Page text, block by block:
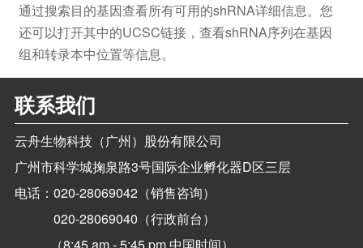
通过搜索目的基因查看所有可用的shRNA详细信息。您
还可以打开其中的UCSC链接，查看shRNA序列在基因
组和转录本中位置等信息。
联系我们
云舟生物科技（广州）股份有限公司
广州市科学城掬泉路3号国际企业孵化器D区三层
电话：020-28069042（销售咨询）
020-28069040（行政前台）